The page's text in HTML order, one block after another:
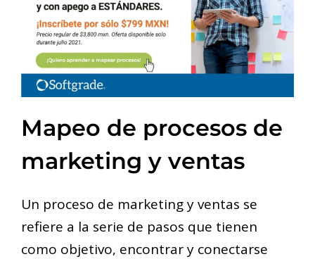
Mapeo de procesos de
marketing y ventas
Un proceso de marketing y ventas se
refiere a la serie de pasos que tienen
como objetivo, encontrar y conectarse